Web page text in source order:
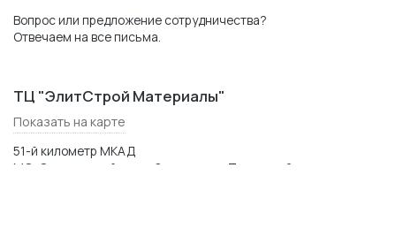
Вопрос или предложение сотрудничества?
Отвечаем на все письма.
ТЦ "ЭлитСтрой Материалы"
Показать на карте
51-й километр МКАД
МО, Одинцовский р-н,п. Заречье, ул. Торговая 2